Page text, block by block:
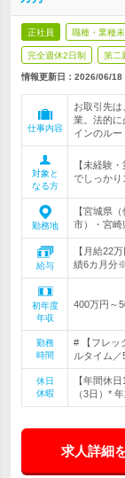
正社員 職種・業種
完全週休2日制 第二
情報更新日：2026/06/18
仕事内容
お取引先
業。法的に
インのルー
対象と
なる方
【未経験
でしっかり
勤務地
【宮城県
市）・宮
給与
【月給22
績6カ月分
初年度
年収
400万円～
勤務
時間
# 【フレッ
ルタイム／
休日
休暇
【年間休
（3日）*
求人詳細